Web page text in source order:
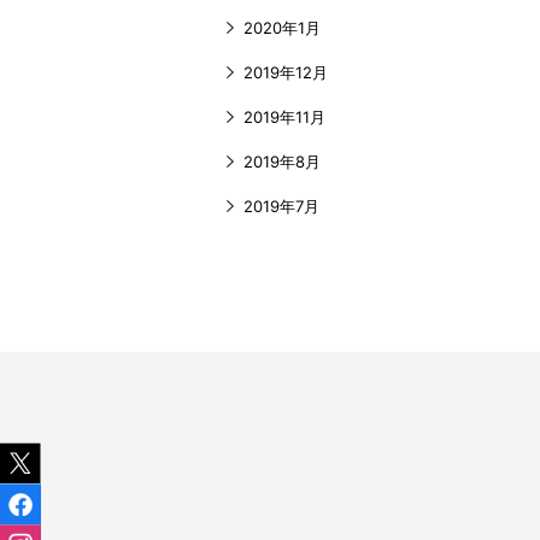
2020年1月
2019年12月
2019年11月
2019年8月
2019年7月